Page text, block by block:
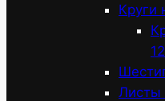
Круги